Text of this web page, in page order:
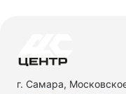
г. Самара,